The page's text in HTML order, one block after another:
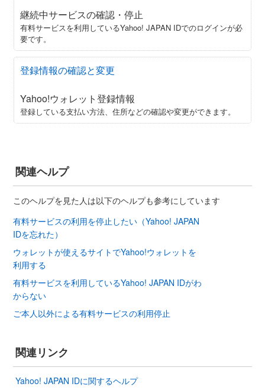
継続中サービスの確認・停止
有料サービスを利用しているYahoo! JAPAN IDでのログインが必
要です。
登録情報の確認と変更
Yahoo!ウォレット登録情報
登録している支払い方法、住所などの確認や変更ができます。
関連ヘルプ
このヘルプを見た人は以下のヘルプも参考にしています
有料サービスの利用を停止したい（Yahoo! JAPAN
IDを忘れた）
ウォレットが使えるサイトでYahoo!ウォレットを
利用する
有料サービスを利用しているYahoo! JAPAN IDがわ
からない
ご本人以外による有料サービスの利用停止
関連リンク
Yahoo! JAPAN IDに関するヘルプ